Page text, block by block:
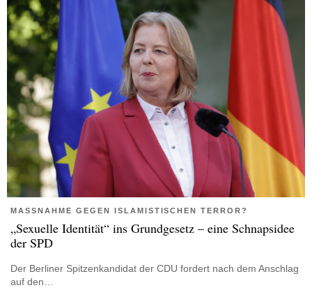
MASSNAHME GEGEN ISLAMISTISCHEN TERROR?
„Sexuelle Identität“ ins Grundgesetz – eine Schnapsidee
der SPD
Der Berliner Spitzenkandidat der CDU fordert nach dem Anschlag
auf den…